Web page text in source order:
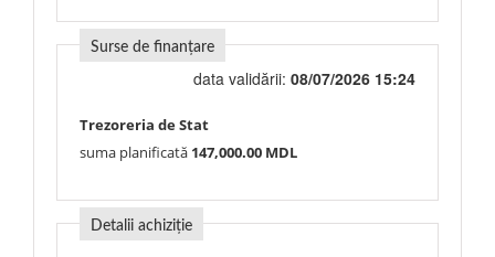
Surse de finanțare
data validării: 08/07/2026 15:24
Trezoreria de Stat
suma planificată 147,000.00 MDL
Detalii achiziție